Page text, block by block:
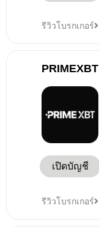
รีวิวโบรกเกอร์
PRIMEXBT
เปิดบัญชี
รีวิวโบรกเกอร์